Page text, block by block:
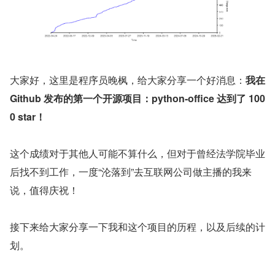
大家好，这里是程序员晚枫，给大家分享一个好消息： 我在
Github 发布的第一个开源项目：python-office 达到了 100
0 star！
这个成绩对于其他人可能不算什么，但对于曾经法学院毕业
后找不到工作，一度“沦落到”去互联网公司做主播的我来
说，值得庆祝！
接下来给大家分享一下我和这个项目的历程，以及后续的计
划。